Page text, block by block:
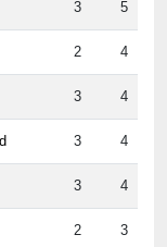
2 4
3 4
3 4
3 4
2 3
3 3